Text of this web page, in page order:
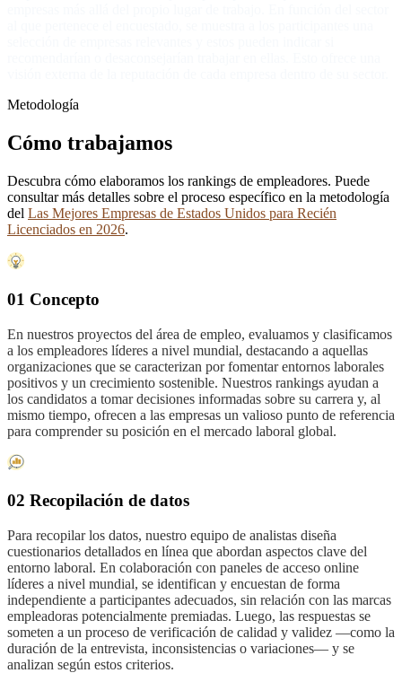
Metodología
Cómo trabajamos
Descubra cómo elaboramos los rankings de empleadores. Puede
consultar más detalles sobre el proceso específico en la metodología
del Las Mejores Empresas de Estados Unidos para Recién
Licenciados en 2026.
01 Concepto
En nuestros proyectos del área de empleo, evaluamos y clasificamos
a los empleadores líderes a nivel mundial, destacando a aquellas
organizaciones que se caracterizan por fomentar entornos laborales
positivos y un crecimiento sostenible. Nuestros rankings ayudan a
los candidatos a tomar decisiones informadas sobre su carrera y, al
mismo tiempo, ofrecen a las empresas un valioso punto de referencia
para comprender su posición en el mercado laboral global.
02 Recopilación de datos
Para recopilar los datos, nuestro equipo de analistas diseña
cuestionarios detallados en línea que abordan aspectos clave del
entorno laboral. En colaboración con paneles de acceso online
líderes a nivel mundial, se identifican y encuestan de forma
independiente a participantes adecuados, sin relación con las marcas
empleadoras potencialmente premiadas. Luego, las respuestas se
someten a un proceso de verificación de calidad y validez —como la
duración de la entrevista, inconsistencias o variaciones— y se
analizan según estos criterios.